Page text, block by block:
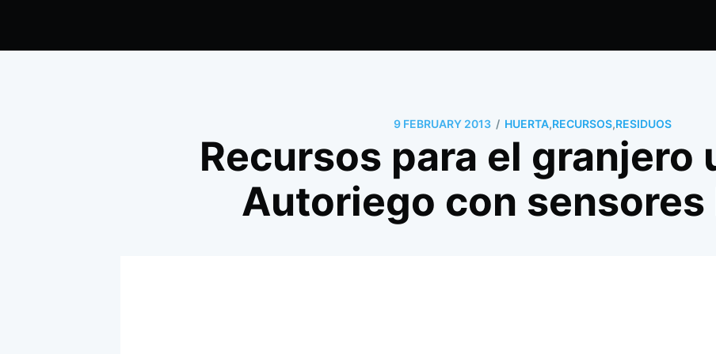
9 FEBRUARY 2013 / HUERTA,RECURSOS,RESIDUOS
Recursos para el granjero
Autoriego con